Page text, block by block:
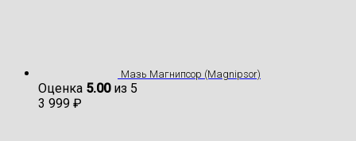
Мазь Магнипсор (Magnipsor)
Оценка 5.00из 5
3 999 ₽